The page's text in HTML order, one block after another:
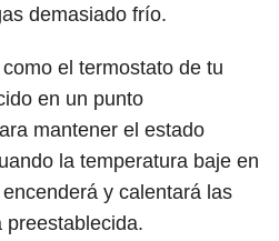
demasiado frío.
el termostato de tu
en un punto
mantener el estado
la temperatura baje en
y calentará las
preestablecida.